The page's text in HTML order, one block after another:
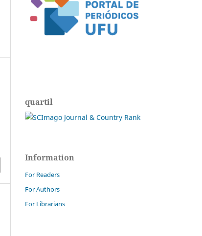
quartil
Information
For Readers
For Authors
For Librarians